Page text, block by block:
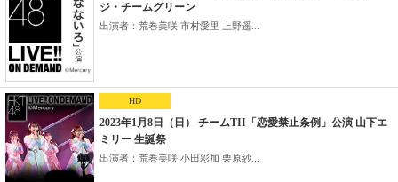
ジ・チームグリーン
出演者：荒巻美咲 市村愛里 上野遥...
HD
2023年1月8日（日） チームTII「恋愛禁止条例」公演 山下エ
ミリー 生誕祭
出演者：荒巻美咲 小田彩加 栗原紗...